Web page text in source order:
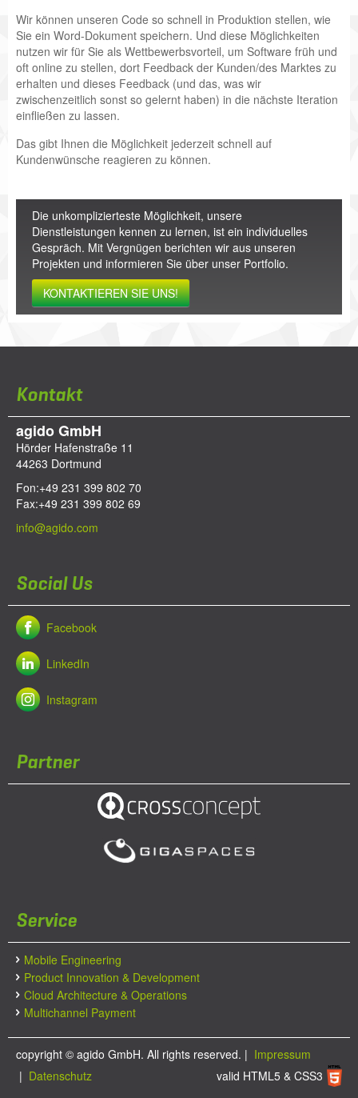
Wir können unseren Code so schnell in Produktion stellen, wie
Sie ein Word-Dokument speichern. Und diese Möglichkeiten
nutzen wir für Sie als Wettbewerbsvorteil, um Software früh und
oft online zu stellen, dort Feedback der Kunden/des Marktes zu
erhalten und dieses Feedback (und das, was wir
zwischenzeitlich sonst so gelernt haben) in die nächste Iteration
einfließen zu lassen.
Das gibt Ihnen die Möglichkeit jederzeit schnell auf
Kundenwünsche reagieren zu können.
Die unkomplizierteste Möglichkeit, unsere
Dienstleistungen kennen zu lernen, ist ein individuelles
Gespräch. Mit Vergnügen berichten wir aus unseren
Projekten und informieren Sie über unser Portfolio.
KONTAKTIEREN SIE UNS!
Kontakt
agido GmbH
Hörder Hafenstraße 11
44263 Dortmund
Fon:+49 231 399 802 70
Fax:+49 231 399 802 69
info@agido.com
Social Us
Facebook
LinkedIn
Instagram
Partner
Service
Mobile Engineering
Product Innovation & Development
Cloud Architecture & Operations
Multichannel Payment
copyright © agido GmbH. All rights reserved. | Impressum
| Datenschutz valid HTML5 & CSS3